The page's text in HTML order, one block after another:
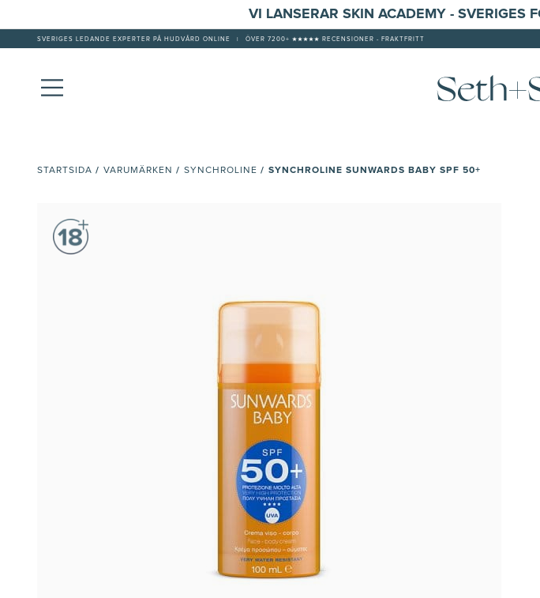
VI LANSERAR SKIN ACADEMY - SVERIGES
SVERIGES LEDANDE EXPERTER PÅ HUDVÅRD ONLINE ÖVER 7200+ ★★★★★ RECENSIONER - FRAKTFRITT
STARTSIDA / VARUMÄRKEN / SYNCHROLINE / SYNCHROLINE SUNWARDS BABY SPF 50+